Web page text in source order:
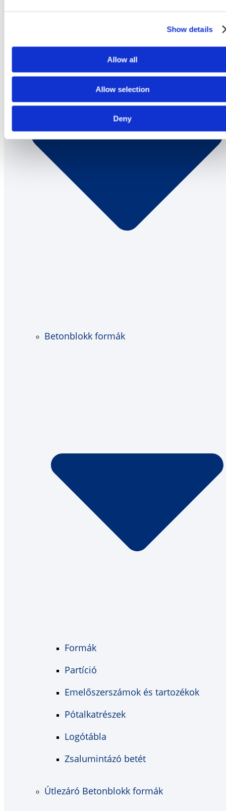
Show details
Allow all
Allow selection
Deny
Betonblokk formák
Formák
Partíció
Emelőszerszámok és tartozékok
Pótalkatrészek
Logótábla
Zsalumintázó betét
Útlezáró Betonblokk formák